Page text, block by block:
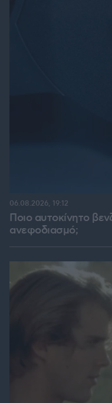
Ποιο αυτοκίνητο
ανεφοδιασμό;
06.08.2026, 19:12